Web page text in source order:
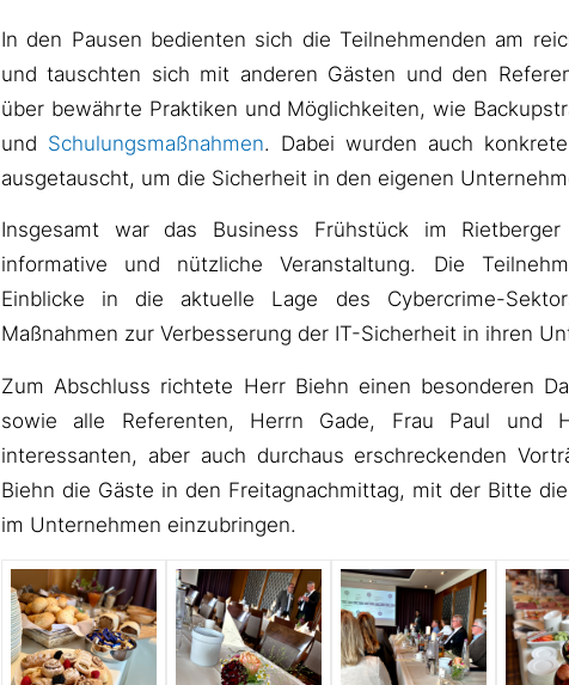
In den Pausen bedienten sich die Teilnehmenden am
und tauschten sich mit anderen Gästen und den
über bewährte Praktiken und Möglichkeiten, wie
und Schulungsmaßnahmen. Dabei wurden auch
ausgetauscht, um die Sicherheit in den eigenen
Insgesamt war das Business Frühstück im Rietberger
informative und nützliche Veranstaltung. Die
Einblicke in die aktuelle Lage des Cybercrime-
Maßnahmen zur Verbesserung der IT-Sicherheit in ihren
Zum Abschluss richtete Herr Biehn einen besonderen
sowie alle Referenten, Herrn Gade, Frau Paul und
interessanten, aber auch durchaus erschreckenden
Biehn die Gäste in den Freitagnachmittag, mit der Bitte
im Unternehmen einzubringen.